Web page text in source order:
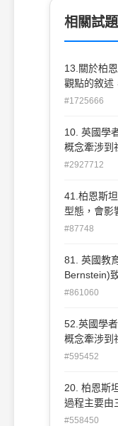
相關試題
13.關於柏
觀點的敘述，下
碼具有弱分類和弱架
促進教育的進步 (D)聚集型符碼
關係具有可
#1725666
10. 英國學
概念牽涉到
問下列 何者屬於統整型（integrated
改變社會現狀 (C) 強調對事實知
(D) 課程之
#2927712
41.柏恩斯
型態，會影
的用語簡單
(A)聚集型
言 (D)精密
#87748
81. 英國教
Bernstein)
與社會控制
型
顯，著重學生
(D)隱性
的傳遞較不
#861060
52.英國學
概念牽涉到
請問下列何
強化教師權威 (C)課程之間界限分
調對事實知
#595452
20. 柏恩斯
過程主要由
「課程內涵
#558450